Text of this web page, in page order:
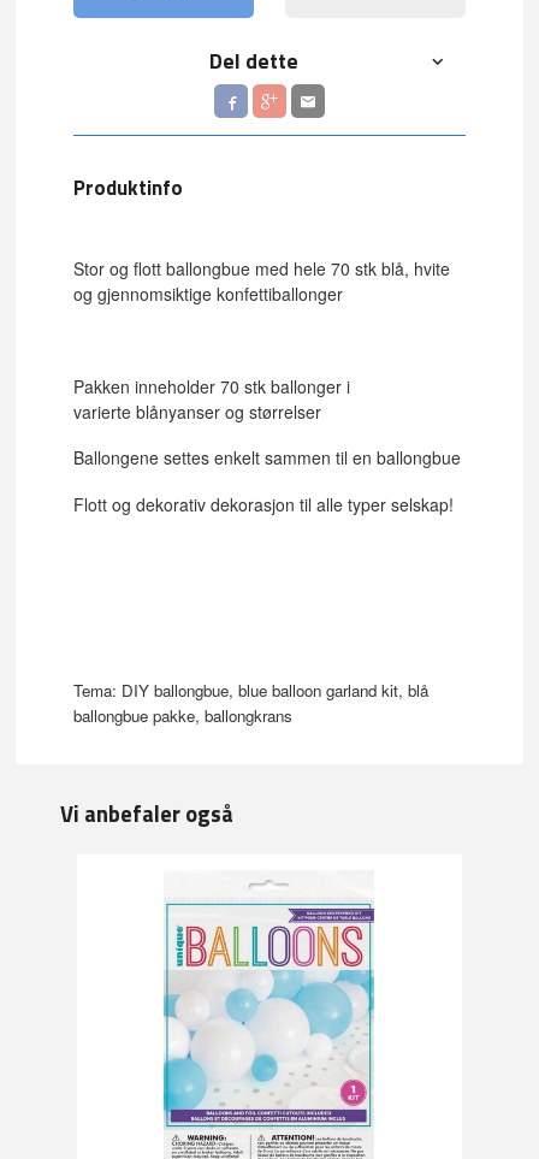
Del dette
Produktinfo
Stor og flott ballongbue med hele 70 stk blå, hvite
og gjennomsiktige konfettiballonger
Pakken inneholder 70 stk ballonger i
varierte blånyanser og størrelser
Ballongene settes enkelt sammen til en ballongbue
Flott og dekorativ dekorasjon til alle typer selskap!
Tema: DIY ballongbue, blue balloon garland kit, blå
ballongbue pakke, ballongkrans
Vi anbefaler også